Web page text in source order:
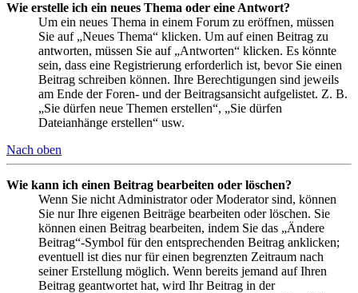
Wie erstelle ich ein neues Thema oder eine Antwort?
Um ein neues Thema in einem Forum zu eröffnen, müssen
Sie auf „Neues Thema“ klicken. Um auf einen Beitrag zu
antworten, müssen Sie auf „Antworten“ klicken. Es könnte
sein, dass eine Registrierung erforderlich ist, bevor Sie einen
Beitrag schreiben können. Ihre Berechtigungen sind jeweils
am Ende der Foren- und der Beitragsansicht aufgelistet. Z. B.
„Sie dürfen neue Themen erstellen“, „Sie dürfen
Dateianhänge erstellen“ usw.
Nach oben
Wie kann ich einen Beitrag bearbeiten oder löschen?
Wenn Sie nicht Administrator oder Moderator sind, können
Sie nur Ihre eigenen Beiträge bearbeiten oder löschen. Sie
können einen Beitrag bearbeiten, indem Sie das „Ändere
Beitrag“-Symbol für den entsprechenden Beitrag anklicken;
eventuell ist dies nur für einen begrenzten Zeitraum nach
seiner Erstellung möglich. Wenn bereits jemand auf Ihren
Beitrag geantwortet hat, wird Ihr Beitrag in der